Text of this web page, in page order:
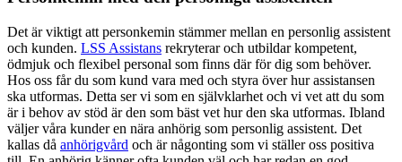
Det är viktigt att personkemin stämmer mellan en personlig assistent
och kunden. LSS Assistans rekryterar och utbildar kompetent,
ödmjuk och flexibel personal som finns där för dig som behöver.
Hos oss får du som kund vara med och styra över hur assistansen
ska utformas. Detta ser vi som en självklarhet och vi vet att du som
är i behov av stöd är den som bäst vet hur den ska utformas. Ibland
väljer våra kunder en nära anhörig som personlig assistent. Det
kallas då anhörigvård och är någonting som vi ställer oss positiva